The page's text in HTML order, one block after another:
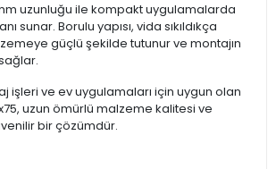
uzunluğu ile kompakt uygulamalarda
sunar. Borulu yapısı, vida sıkıldıkça
güçlü şekilde tutunur ve montajın
işleri ve ev uygulamaları için uygun olan
uzun ömürlü malzeme kalitesi ve
bir çözümdür.